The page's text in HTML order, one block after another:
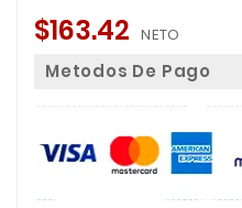
$163.42 NETO
Metodos De Pago